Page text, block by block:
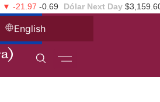
▼ -21.97 -0.69 Dólar Next Day
English